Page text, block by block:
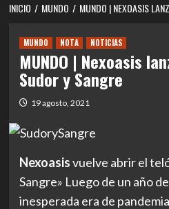
INICIO MUNDO MUNDO | NEXOASIS
MUNDO NOTA NOTICIAS
MUNDO | Nexoasis
Sudor y Sangre
19 agosto, 2021
Nexoasisvuelve abrir el
Sangre» Luego de un año
inesperada era de